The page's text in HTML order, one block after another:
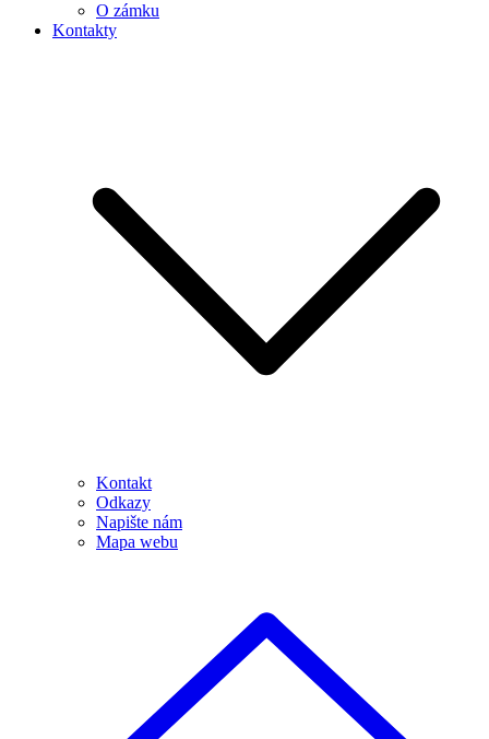
O zámku
Kontakty
Kontakt
Odkazy
Napište nám
Mapa webu